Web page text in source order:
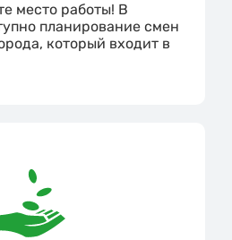
место работы! В
планирование смен
который входит в